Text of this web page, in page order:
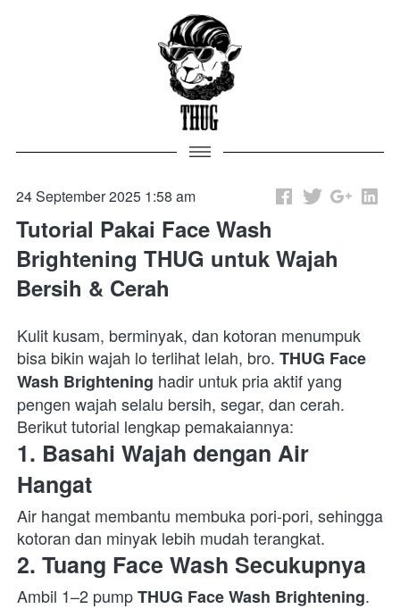
24 September 2025 1:58 am
Tutorial Pakai Face Wash
Brightening THUG untuk Wajah
Bersih & Cerah
Kulit kusam, berminyak, dan kotoran menumpuk
bisa bikin wajah lo terlihat lelah, bro. THUG Face
Wash Brightening hadir untuk pria aktif yang
pengen wajah selalu bersih, segar, dan cerah.
Berikut tutorial lengkap pemakaiannya:
1. Basahi Wajah dengan Air
Hangat
Air hangat membantu membuka pori-pori, sehingga
kotoran dan minyak lebih mudah terangkat.
2. Tuang Face Wash Secukupnya
Ambil 1–2 pump THUG Face Wash Brightening.